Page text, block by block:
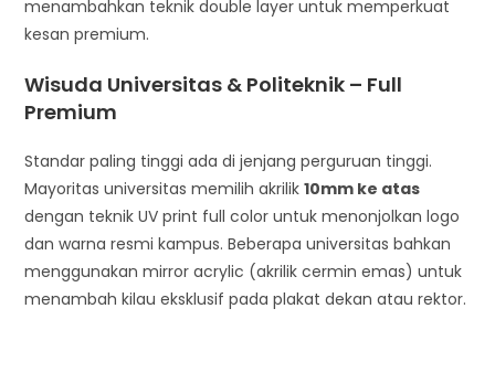
menambahkan teknik double layer untuk memperkuat
kesan premium.
Wisuda Universitas & Politeknik – Full
Premium
Standar paling tinggi ada di jenjang perguruan tinggi.
Mayoritas universitas memilih akrilik10mm ke atas
dengan teknik UV print full color untuk menonjolkan logo
dan warna resmi kampus. Beberapa universitas bahkan
menggunakan mirror acrylic (akrilik cermin emas) untuk
menambah kilau eksklusif pada plakat dekan atau rektor.